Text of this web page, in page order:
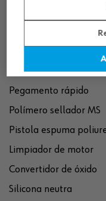
Eliminador de óxido
Pegamento rápido
Polímero sellador MS
Pistola espuma
Limpiador de motor
Convertidor de óxido
Silicona neutra